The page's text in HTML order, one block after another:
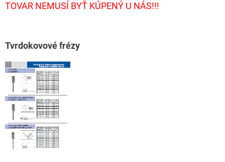
TOVAR NEMUSÍ BYŤ KÚPENÝ U NÁS!!!
Tvrdokovové frézy